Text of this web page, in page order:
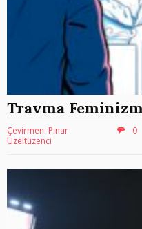
Travma
Çevirmen: Pınar
Üzeltüzenci
0